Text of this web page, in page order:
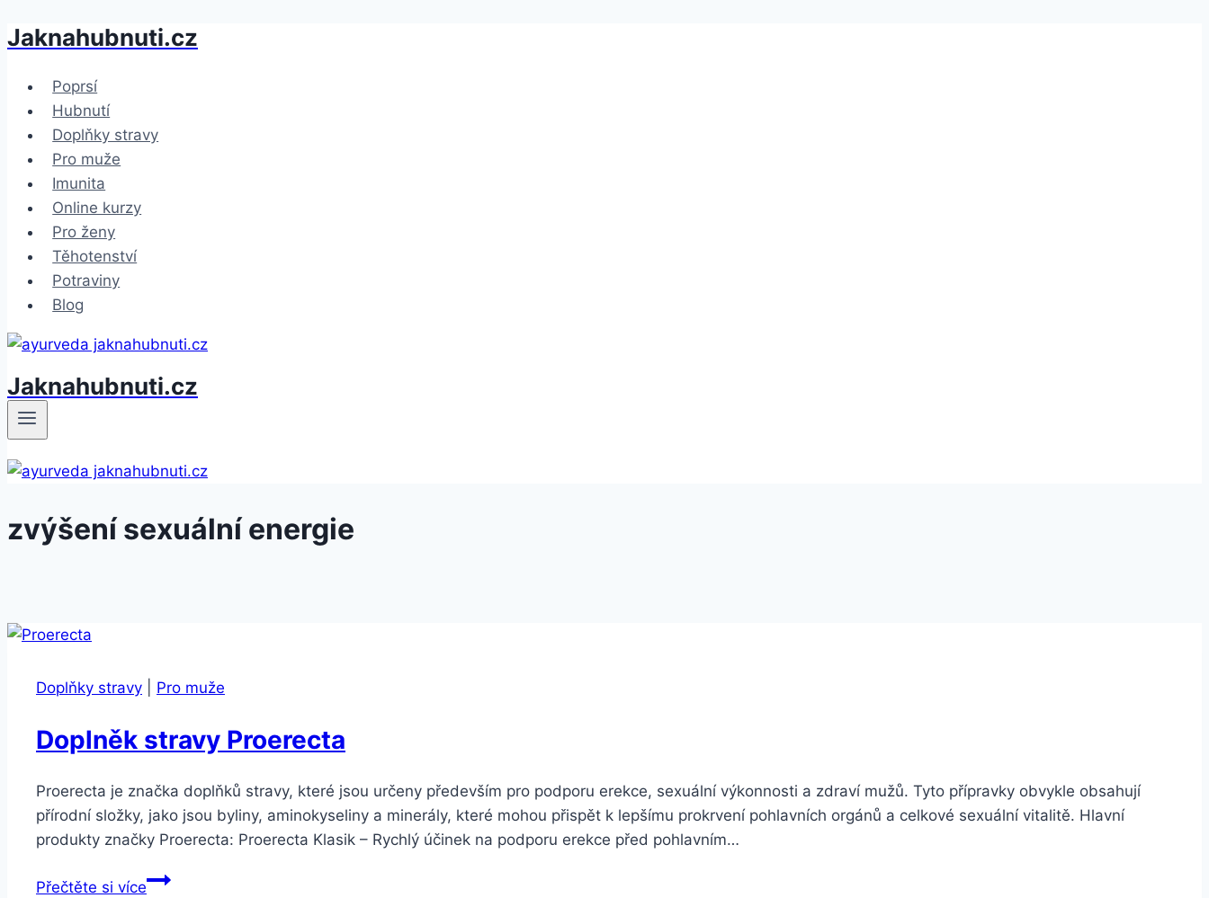
Přeskočit
obsah
Jaknahubnuti.cz
Poprsí
Hubnutí
Doplňky stravy
Pro muže
Imunita
Online kurzy
Pro ženy
Těhotenství
Potraviny
Blog
Jaknahubnuti.cz
zvýšení sexuální energie
Doplňky stravy Pro muže
Doplněk stravy Proerecta
Proerecta je značka doplňků stravy, které jsou určeny především pro podporu erekce, sexuální výkonnosti a zdraví mužů. Tyto přípravky obvykle obsahují
přírodní složky, jako jsou byliny, aminokyseliny a minerály, které mohou přispět k lepšímu prokrvení pohlavních orgánů a celkové sexuální vitalitě. Hlavní
produkty značky Proerecta: Proerecta Klasik – Rychlý účinek na podporu erekce před pohlavním…
Přečtěte si víceDoplněk